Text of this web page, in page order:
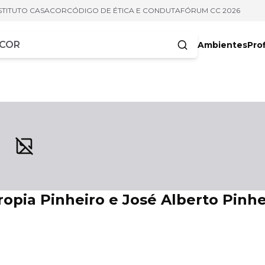
CASACORCÓDIGO DE ÉTICA E CONDUTAFÓRUM CC 2026
Ambientes
Pinheiro e José Alberto